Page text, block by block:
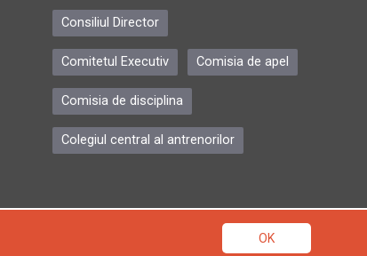
Consiliul Director
Comitetul Executiv Comisia de apel
Comisia de disciplina
Colegiul central al antrenorilor
OK